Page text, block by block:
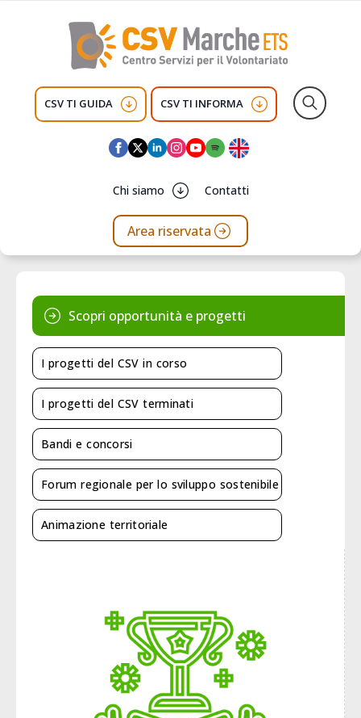
CSV TI GUIDA CSV TI INFORMA
Chi siamo Contatti
Area riservata
Scopri opportunità e progetti
I progetti del CSV in corso
I progetti del CSV terminati
Bandi e concorsi
Forum regionale per lo sviluppo sostenibile
Animazione territoriale